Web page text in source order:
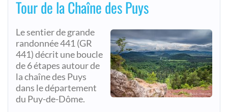
Tour de la Chaîne des Puys
Le sentier de grande
randonnée 441 (GR
441) décrit une boucle
de 6 étapes autour de
la chaîne des Puys
dans le département
du Puy-de-Dôme.